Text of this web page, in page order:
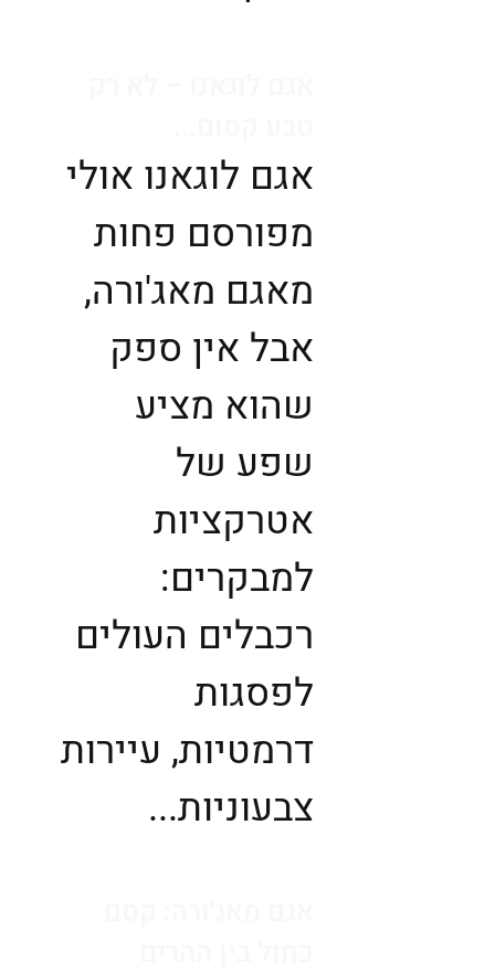
אגם לוגאנו אולי
מפורסם פחות
מאגם מאג'ורה,
אבל אין ספק
שהוא מציע
שפע של
אטרקציות
למבקרים:
רכבלים העולים
לפסגות
דרמטיות, עיירות
צבעוניות...